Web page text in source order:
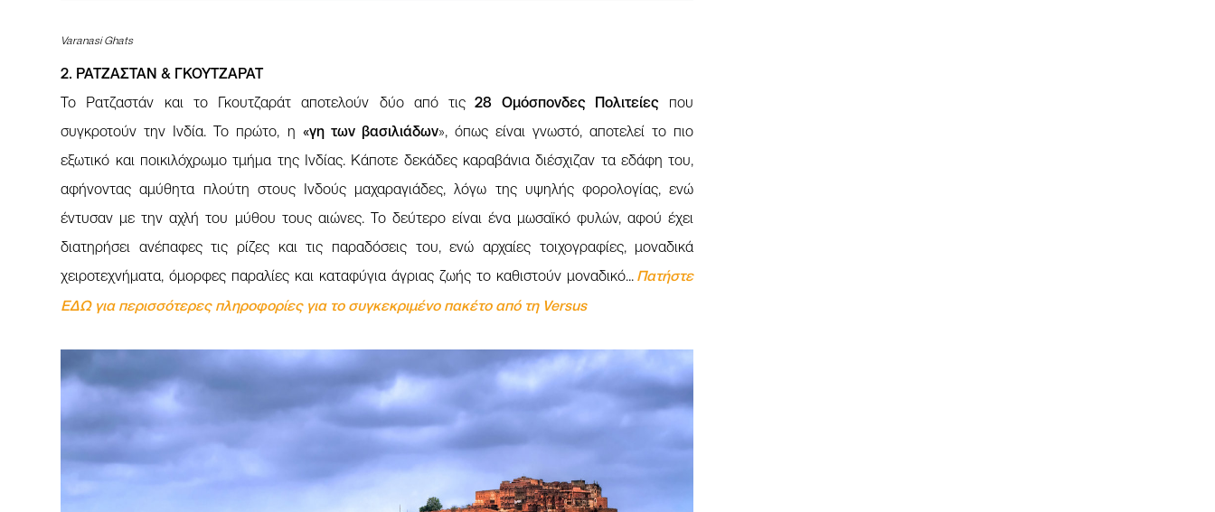
Varanasi Ghats
2. ΡΑΤΖΑΣΤΑΝ & ΓΚΟΥΤΖΑΡΑΤ
Το Ρατζαστάν και το Γκουτζαράτ αποτελούν δύο από τις 28 Ομόσπονδες Πολιτείεςπου
συγκροτούν την Ινδία. Το πρώτο, η «γη των βασιλιάδων», όπως είναι γνωστό, αποτελεί το πιο
εξωτικό και ποικιλόχρωμο τμήμα της Ινδίας. Κάποτε δεκάδες καραβάνια διέσχιζαν τα εδάφη του,
αφήνοντας αμύθητα πλούτη στους Ινδούς μαχαραγιάδες, λόγω της υψηλής φορολογίας, ενώ
έντυσαν με την αχλή του μύθου τους αιώνες. Το δεύτερο είναι ένα μωσαϊκό φυλών, αφού έχει
διατηρήσει ανέπαφες τις ρίζες και τις παραδόσεις του, ενώ αρχαίες τοιχογραφίες, μοναδικά
χειροτεχνήματα, όμορφες παραλίες και καταφύγια άγριας ζωής το καθιστούν μοναδικό... Πατήστε
ΕΔΩ για περισσότερες πληροφορίες για το συγκεκριμένο πακέτο από τη Versus